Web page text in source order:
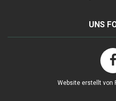
UNS
Website erstellt von